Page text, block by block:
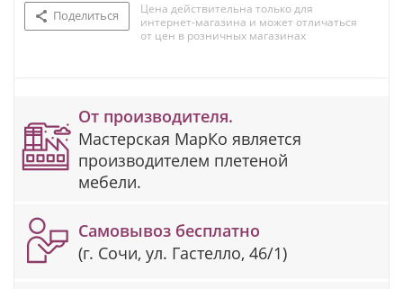
Поделиться
Цена действительна только для
интернет-магазина и может отличаться
от цен в розничных магазинах
От производителя.
Мастерская МарКо является
производителем плетеной
мебели.
Самовывоз бесплатно
(г. Сочи, ул. Гастелло, 46/1)